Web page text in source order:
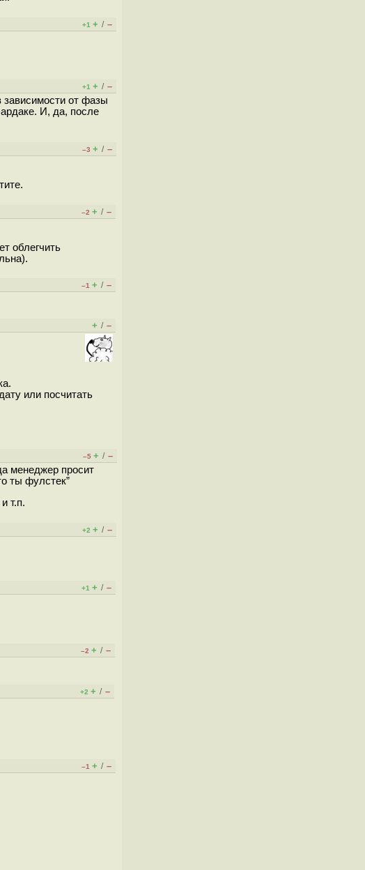
+1 + / –
+1 + / –
зависимости от фазы
И, да, после
–3 + / –
–2 + / –
облегчить
–1 + / –
+ / –
или посчитать
–5 + / –
менеджер просит
ты фулстек”
т.п.
+2 + / –
+1 + / –
–2 + / –
+2 + / –
–1 + / –